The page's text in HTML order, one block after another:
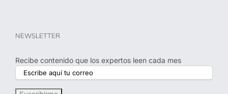
NEWSLETTER
Recibe contenido que los expertos leen cada mes